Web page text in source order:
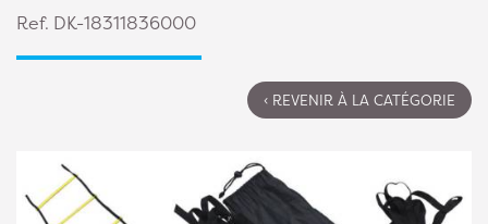
Ref. DK-18311836000
‹ REVENIR À LA CATÉGORIE